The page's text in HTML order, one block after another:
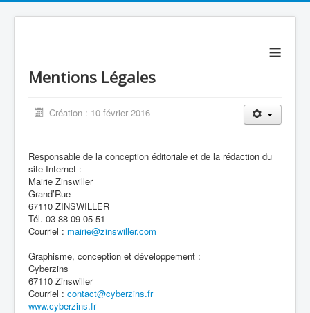
≡
Mentions Légales
Création : 10 février 2016
Responsable de la conception éditoriale et de la rédaction du
site Internet :
Mairie Zinswiller
Grand’Rue
67110 ZINSWILLER
Tél. 03 88 09 05 51
Courriel : mairie@zinswiller.com
Graphisme, conception et développement :
Cyberzins
67110 Zinswiller
Courriel : contact@cyberzins.fr
www.cyberzins.fr